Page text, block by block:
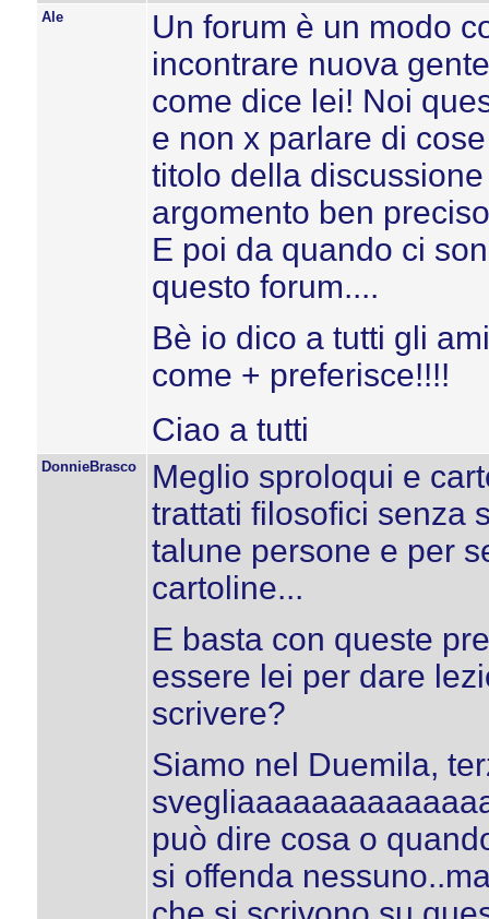
Ale
Un forum è un modo
incontrare nuova
come dice lei! Noi
e non x parlare di
titolo della
argomento ben
E poi da quando ci
questo forum....
Bè io dico a tutti gli
come + preferisce!!!!
Ciao a tutti
DonnieBrasco
Meglio sproloqui e
trattati filosofici senza
talune persone e per
cartoline...
E basta con queste
essere lei per dare
scrivere?
Siamo nel Duemila,
può dire cosa o
si offenda